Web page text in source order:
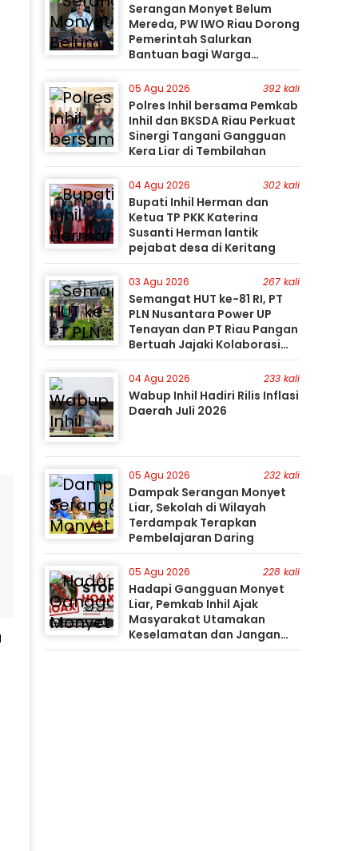
Serangan Monyet Belum
Mereda, PW IWO Riau Dorong
Pemerintah Salurkan
Bantuan bagi Warga
Terdampak
05 Agu 2026 392 kali
Polres Inhil bersama Pemkab
Inhil dan BKSDA Riau Perkuat
Sinergi Tangani Gangguan
Kera Liar di Tembilahan
04 Agu 2026 302 kali
Bupati Inhil Herman dan
Ketua TP PKK Katerina
Susanti Herman lantik
pejabat desa di Keritang
03 Agu 2026 267 kali
Semangat HUT ke-81 RI, PT
PLN Nusantara Power UP
Tenayan dan PT Riau Pangan
Bertuah Jajaki Kolaborasi
Pemanfaatan Limbah FABA
untuk Dukung Swasembada
04 Agu 2026 233 kali
Wabup Inhil Hadiri Rilis Inflasi
Daerah Juli 2026
05 Agu 2026 232 kali
Dampak Serangan Monyet
Liar, Sekolah di Wilayah
Terdampak Terapkan
Pembelajaran Daring
05 Agu 2026 228 kali
Hadapi Gangguan Monyet
Liar, Pemkab Inhil Ajak
Masyarakat Utamakan
Keselamatan dan Jangan
Mudah Percaya Hoaks